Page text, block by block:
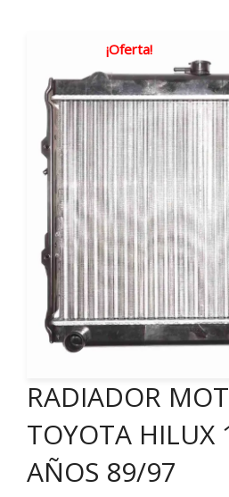
¡Oferta!
RADIADOR
TOYOTA HILUX
AÑOS 89/97